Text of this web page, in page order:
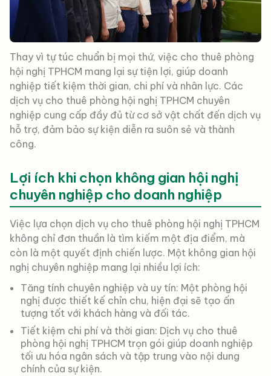
Thay vì tự túc chuẩn bị mọi thứ, việc cho thuê phòng
hội nghị TPHCM mang lại sự tiện lợi, giúp doanh
nghiệp tiết kiệm thời gian, chi phí và nhân lực. Các
dịch vụ cho thuê phòng hội nghị TPHCM chuyên
nghiệp cung cấp đầy đủ từ cơ sở vật chất đến dịch vụ
hỗ trợ, đảm bảo sự kiện diễn ra suôn sẻ và thành
công.
Lợi ích khi chọn không gian hội nghị
chuyên nghiệp cho doanh nghiệp
Việc lựa chọn dịch vụ cho thuê phòng hội nghị TPHCM
không chỉ đơn thuần là tìm kiếm một địa điểm, mà
còn là một quyết định chiến lược. Một không gian hội
nghị chuyên nghiệp mang lại nhiều lợi ích:
Tăng tính chuyên nghiệp và uy tín: Một phòng hội
nghị được thiết kế chỉn chu, hiện đại sẽ tạo ấn
tượng tốt với khách hàng và đối tác.
Tiết kiệm chi phí và thời gian: Dịch vụ cho thuê
phòng hội nghị TPHCM trọn gói giúp doanh nghiệp
tối ưu hóa ngân sách và tập trung vào nội dung
chính của sự kiện.